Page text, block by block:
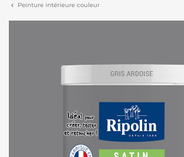
Peinture intérieure couleur